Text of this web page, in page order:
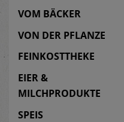
VOM BÄCKER
VON DER PFLANZE
FEINKOSTTHEKE
EIER &
MILCHPRODUKTE
SPEIS